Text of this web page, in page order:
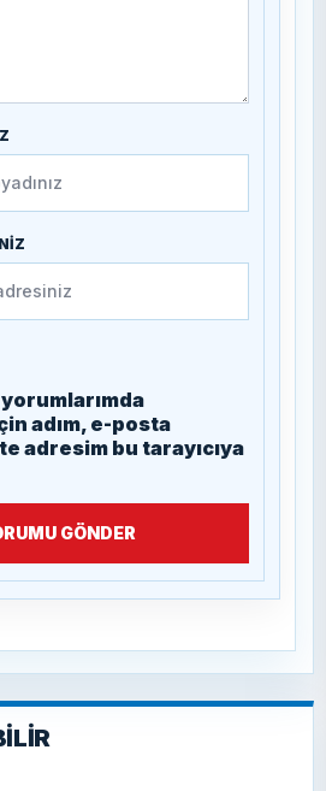
adım, e-posta
adresim bu tarayıcıya
GÖNDER